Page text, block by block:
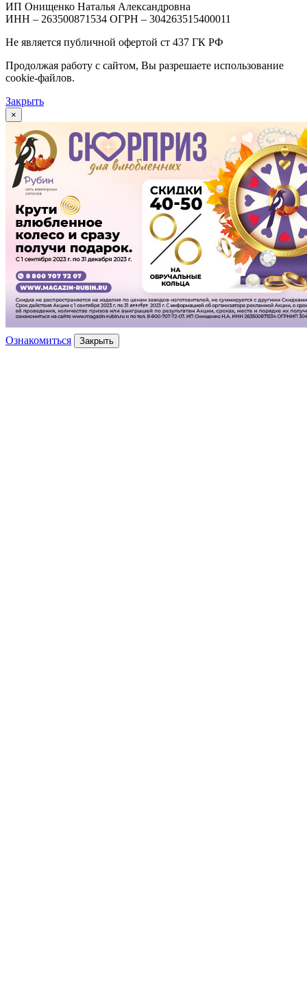
ИП Онищенко Наталья Александровна
ИНН – 263500871534 ОГРН – 304263515400011
Не является публичной офертой ст 437 ГК РФ
Продолжая работу с сайтом, Вы разрешаете использование
cookie-файлов.
Закрыть
×
Ознакомиться Закрыть